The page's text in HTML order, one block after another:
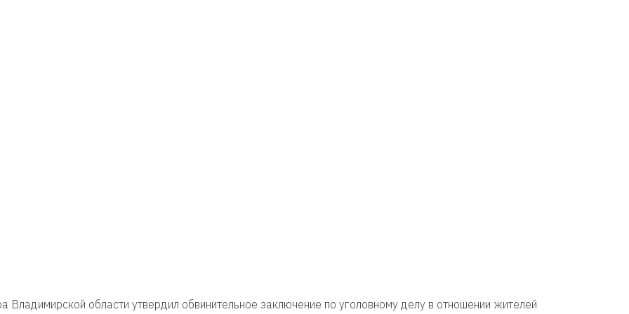
Владимирской области утвердил обвинительное заключение по уголовному делу в отношении жителей